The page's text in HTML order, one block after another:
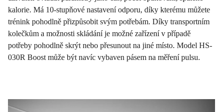
kalorie. Má 10-stupňové nastavení odporu, díky kterému můžete
trénink pohodlně přizpůsobit svým potřebám. Díky transportním
kolečkům a možnosti skládání je možné zařízení v případě
potřeby pohodlně skrýt nebo přesunout na jiné místo. Model HS-
030R Boost může být navíc vybaven pásem na měření pulsu.